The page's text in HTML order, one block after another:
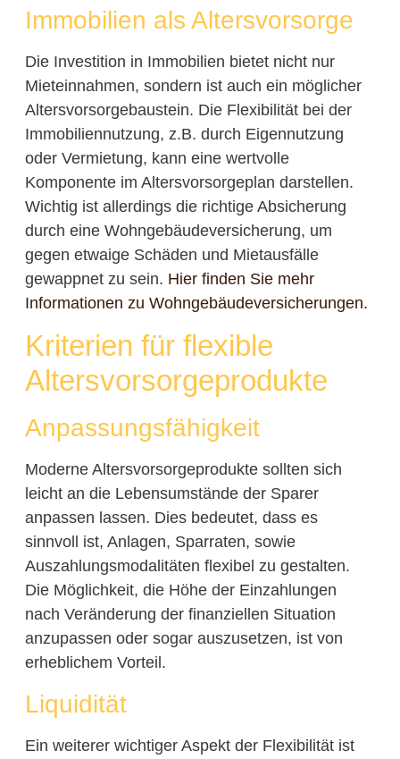
Immobilien als Altersvorsorge
Die Investition in Immobilien bietet nicht nur
Mieteinnahmen, sondern ist auch ein möglicher
Altersvorsorgebaustein. Die Flexibilität bei der
Immobiliennutzung, z.B. durch Eigennutzung
oder Vermietung, kann eine wertvolle
Komponente im Altersvorsorgeplan darstellen.
Wichtig ist allerdings die richtige Absicherung
durch eine Wohngebäudeversicherung, um
gegen etwaige Schäden und Mietausfälle
gewappnet zu sein. Hier finden Sie mehr
Informationen zu Wohngebäudeversicherungen.
Kriterien für flexible
Altersvorsorgeprodukte
Anpassungsfähigkeit
Moderne Altersvorsorgeprodukte sollten sich
leicht an die Lebensumstände der Sparer
anpassen lassen. Dies bedeutet, dass es
sinnvoll ist, Anlagen, Sparraten, sowie
Auszahlungsmodalitäten flexibel zu gestalten.
Die Möglichkeit, die Höhe der Einzahlungen
nach Veränderung der finanziellen Situation
anzupassen oder sogar auszusetzen, ist von
erheblichem Vorteil.
Liquidität
Ein weiterer wichtiger Aspekt der Flexibilität ist